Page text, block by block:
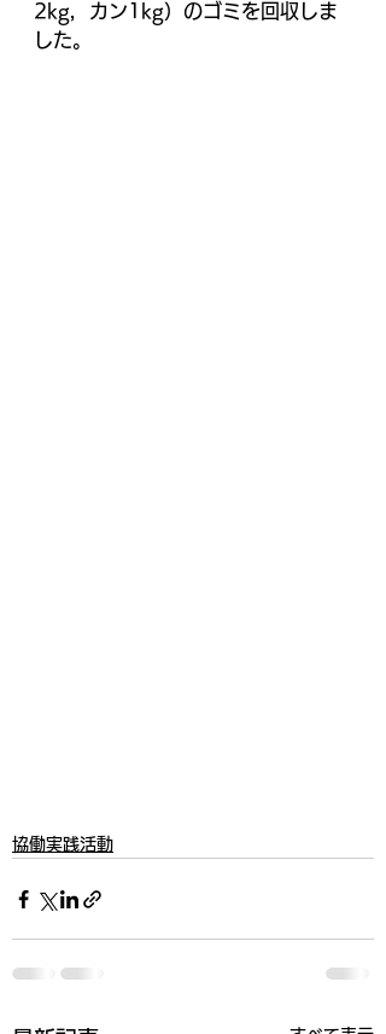
2kg，カン1kg）のゴミを回収しま
した。
協働実践活動